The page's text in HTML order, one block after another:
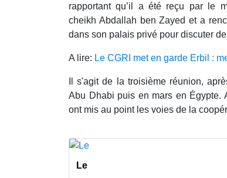
rapportant qu’il a été reçu par le
cheikh Abdallah ben Zayed et a
dans son palais privé pour discuter
A lire: Le CGRI met en garde Erbil :
Il s'agit de la troisième réunion,
Abu Dhabi puis en mars en Égypte.
ont mis au point les voies de la
Le